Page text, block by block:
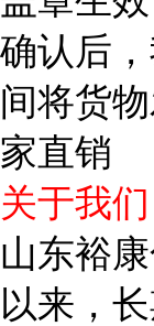
确认后
间将货
家直销
关于我们
山东裕
以来，